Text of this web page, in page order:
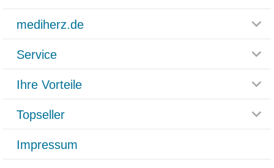
mediherz.de
Glossar
Häufig gestellte Fragen
Datenschutz
AGB
Service
Rücksendemöglichkeit
Paketlieferstatus
Versandkosten
Ihre Vorteile
Rezeptlieferung
Bonusprogramm
Gutschein und Rabatte
Kundenbewertung
Topseller
Grippostad
Bepanthen
Impressum